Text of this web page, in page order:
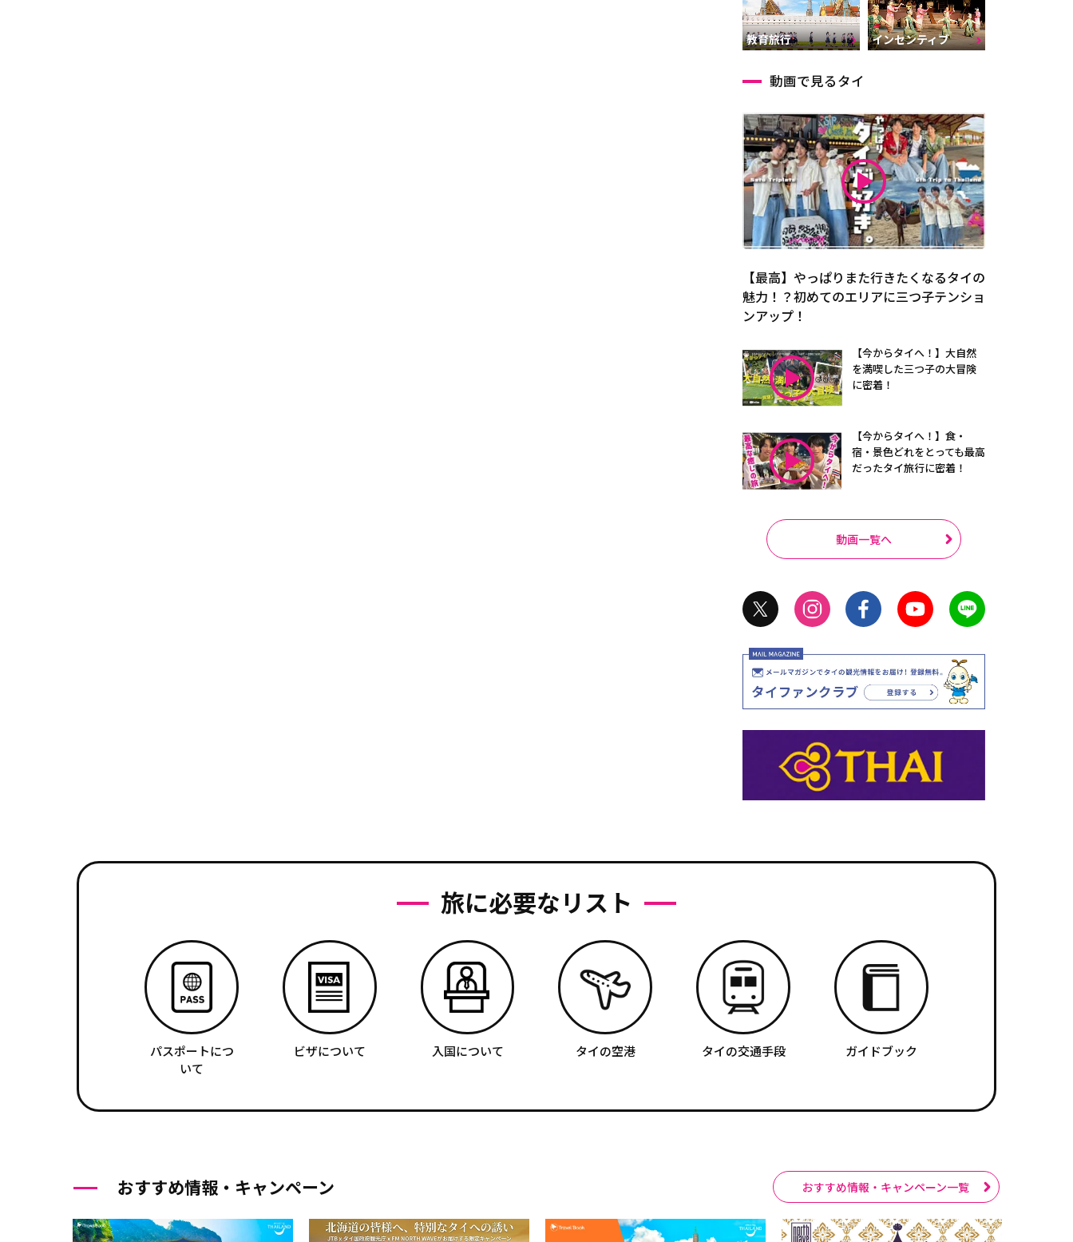
教育旅行 インセンティブ
動画で見るタイ
【最高】やっぱりまた行きたくなるタイの
魅力！？初めてのエリアに三つ子テンショ
ンアップ！
【今からタイへ！】大自然
を満喫した三つ子の大冒険
に密着！
【今からタイへ！】食・
宿・景色どれをとっても最高
だったタイ旅行に密着！
動画一覧へ
旅に必要なリスト
パスポートにつ
いて
ビザについて 入国について タイの空港 タイの交通手段 ガイドブック
おすすめ情報・キャンペーン おすすめ情報・キャンペーン一覧